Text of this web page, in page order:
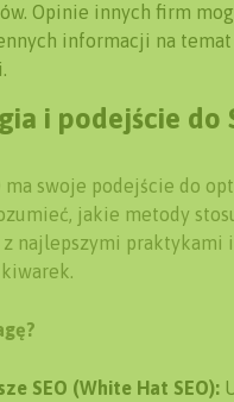
Opinie innych firm
informacji na
i podejście do
ma swoje podejście do
jakie metody
z najlepszymi praktykami i
SEO (White Hat SEO):